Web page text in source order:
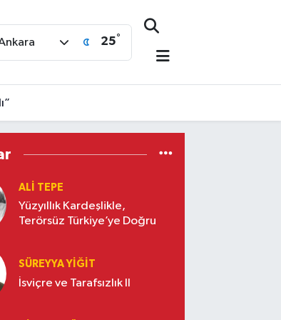
25°
ALI TEPE
Yüzyıllık Kardeşlikle,
Terörsüz Türkiye’ye Doğru
SÜREYYA YIĞIT
İsviçre ve Tarafsızlık II